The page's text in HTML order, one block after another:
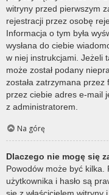
witryny przed pierwszym
rejestracji przez osobę
Informacja o tym była
wysłana do ciebie
w niej instrukcjami. Jeżeli
może został podany
została zatrzymana
przez ciebie adres e-mail
z administratorem.
Na górę
Dlaczego nie mogę się
Powodów może być kilka.
użytkownika i hasło są